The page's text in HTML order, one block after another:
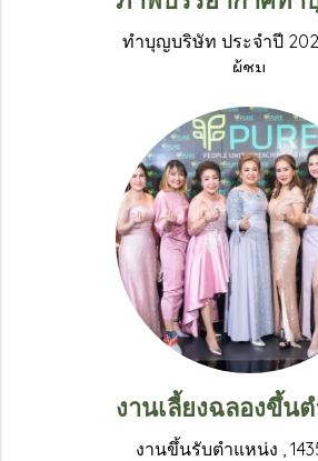
ทำบุญบริษัท ประจำปี
ผู้ชม
งานขึ้นรับตำแหน่ง ,